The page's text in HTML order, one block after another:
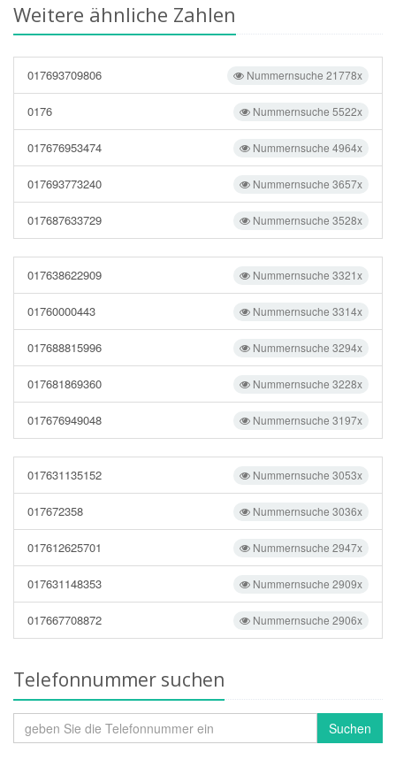
Weitere ähnliche Zahlen
Nummernsuche 21778x
017693709806
Nummernsuche 5522x
0176
Nummernsuche 4964x
017676953474
Nummernsuche 3657x
017693773240
Nummernsuche 3528x
017687633729
Nummernsuche 3321x
017638622909
Nummernsuche 3314x
01760000443
Nummernsuche 3294x
017688815996
Nummernsuche 3228x
017681869360
Nummernsuche 3197x
017676949048
Nummernsuche 3053x
017631135152
Nummernsuche 3036x
017672358
Nummernsuche 2947x
017612625701
Nummernsuche 2909x
017631148353
Nummernsuche 2906x
017667708872
Telefonnummer suchen
Suchen